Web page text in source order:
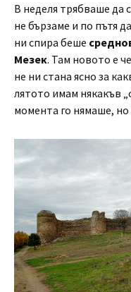
В неделя трябваше да
не бързаме и по пътя
ни спира беше
Мезек. Там новото е
не ни стана ясно за
лятото имам някакъв
момента го нямаше, но